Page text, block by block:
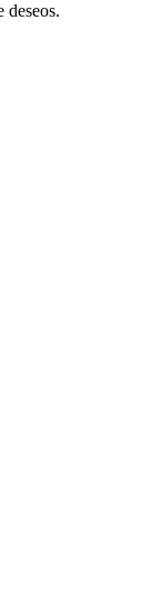
deseos.